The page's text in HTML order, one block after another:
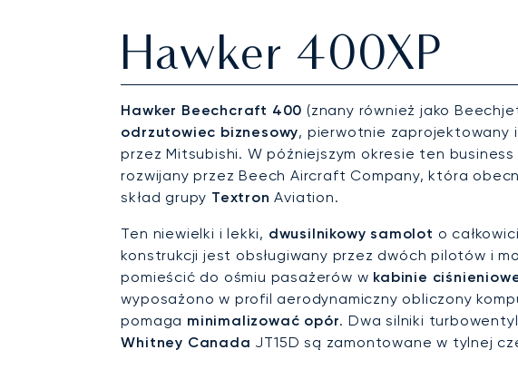
Hawker 400XP
Hawker Beechcraft 400 (znany również jako
odrzutowiec biznesowy, pierwotnie zaprojektowany
przez Mitsubishi. W późniejszym okresie ten business
rozwijany przez Beech Aircraft Company, która
skład grupy Textron Aviation.
Ten niewielki i lekki, dwusilnikowy samolot o
konstrukcji jest obsługiwany przez dwóch pilotów i
pomieścić do ośmiu pasażerów w kabinie
wyposażono w profil aerodynamiczny obliczony
pomaga minimalizować opór. Dwa silniki
Whitney Canada JT15D są zamontowane w tylnej